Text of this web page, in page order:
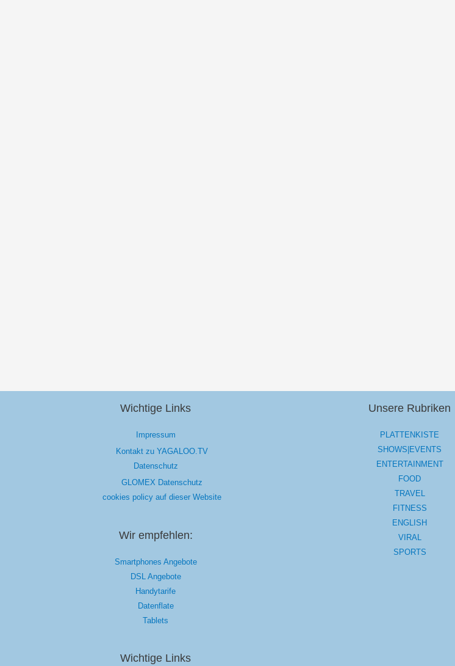
Wichtige Links
Impressum
Kontakt zu YAGALOO.TV
Datenschutz
GLOMEX Datenschutz
cookies policy auf dieser Website
Wir empfehlen:
Smartphones Angebote
DSL Angebote
Handytarife
Datenflate
Tablets
Wichtige Links
Unsere Rubriken
PLATTENKISTE
SHOWS|EVENTS
ENTERTAINMENT
FOOD
TRAVEL
FITNESS
ENGLISH
VIRAL
SPORTS